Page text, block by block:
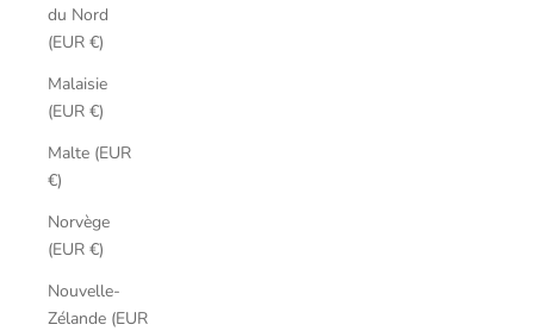
du Nord
(EUR €)
Malaisie
(EUR €)
Malte (EUR
€)
Norvège
(EUR €)
Nouvelle-
Zélande (EUR